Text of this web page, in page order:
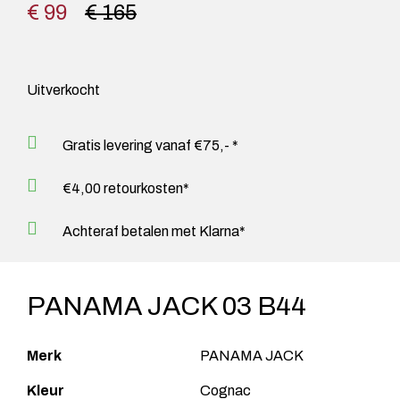
€ 165
€ 99
Uitverkocht
Gratis levering vanaf €75,- *
€4,00 retourkosten*
Achteraf betalen met Klarna*
PANAMA JACK 03 B44
Merk PANAMA JACK
Kleur Cognac